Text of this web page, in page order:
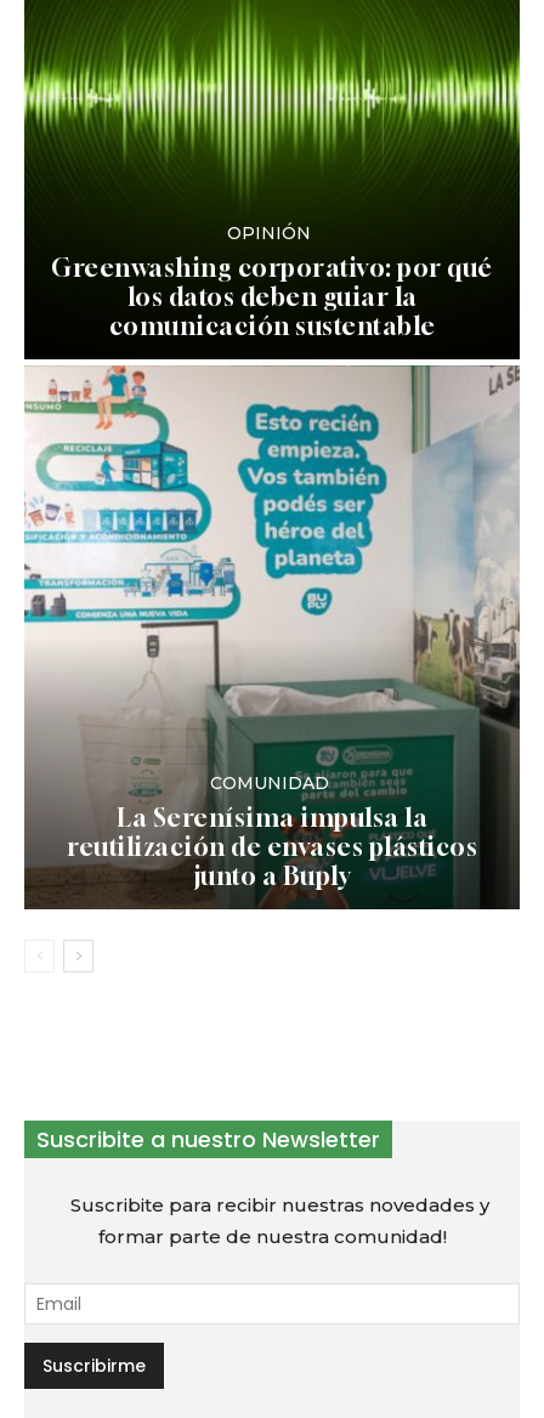
OPINIÓN
Greenwashing corporativo: por qué
los datos deben guiar la
comunicación sustentable
COMUNIDAD
La Serenísima impulsa la
reutilización de envases plásticos
junto a Buply
Suscribite a nuestro Newsletter
Suscribite para recibir nuestras novedades y
formar parte de nuestra comunidad!